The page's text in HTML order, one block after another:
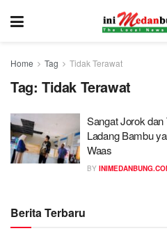
Home Tag Tidak Terawat
Tag: Tidak Terawat
Sangat Jorok
Ladang Bambu
Waas
BY
Berita Terbaru